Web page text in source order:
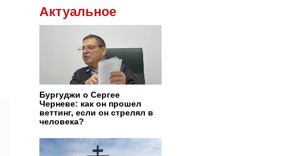
Актуальное
Бургуджи о Сергее
Черневе: как он прошел
веттинг, если он стрелял в
человека?